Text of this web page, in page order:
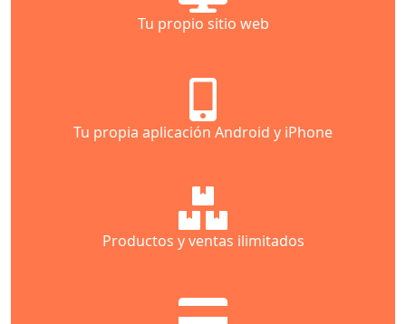
Tu propio sitio web
Tu propia aplicación Android y iPhone
Productos y ventas ilimitados